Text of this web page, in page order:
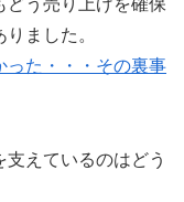
どう売り上げを確保
ました。
った・・・その裏事
えているのはどう